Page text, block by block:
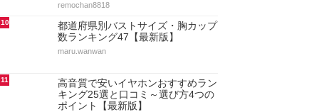
remochan8818
10
都道府県別バストサイズ・胸カップ
数ランキング47【最新版】
maru.wanwan
11
高音質で安いイヤホンおすすめラン
キング25選と口コミ～選び方4つの
ポイント【最新版】